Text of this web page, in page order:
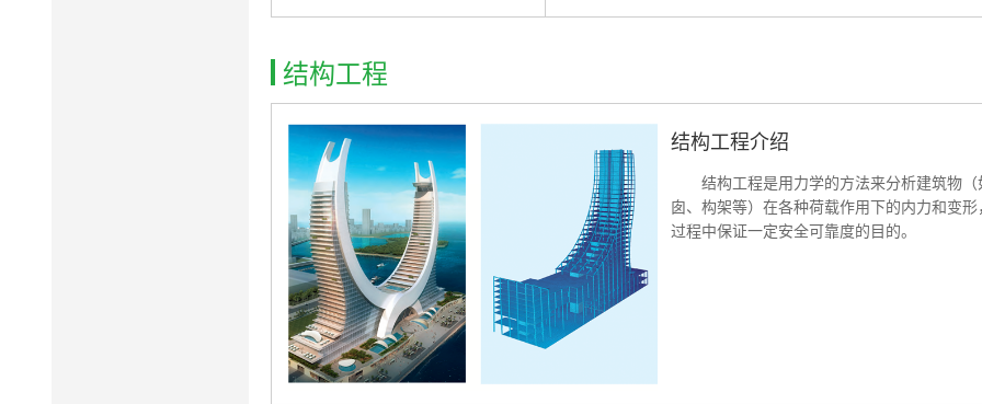
结构工程
结构工程介绍
结构工程是用力学的方法来分析建筑物
囱、构架等）在各种荷载作用下的内力和变
过程中保证一定安全可靠度的目的。